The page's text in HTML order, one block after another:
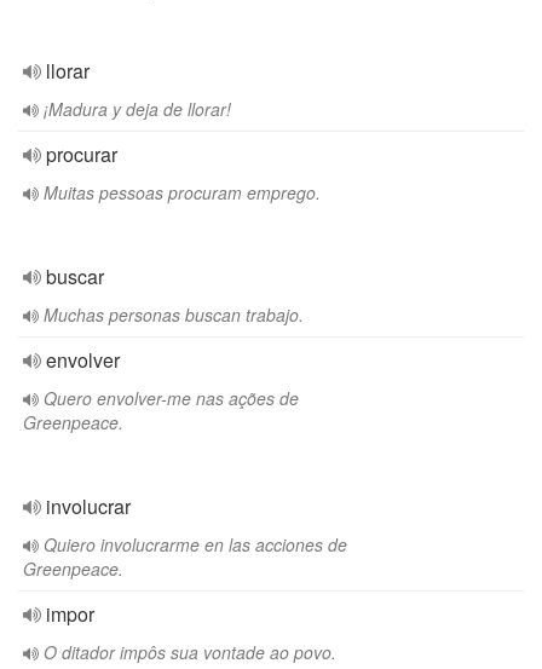
llorar
¡Madura y deja de llorar!
procurar
Muitas pessoas procuram emprego.
buscar
Muchas personas buscan trabajo.
envolver
Quero envolver-me nas ações de
Greenpeace.
involucrar
Quiero involucrarme en las acciones de
Greenpeace.
impor
O ditador impôs sua vontade ao povo.